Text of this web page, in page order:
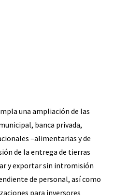
una ampliación de las
banca privada,
–alimentarias y de
de la entrega de tierras
y exportar sin intromisión
de personal, así como
para inversores